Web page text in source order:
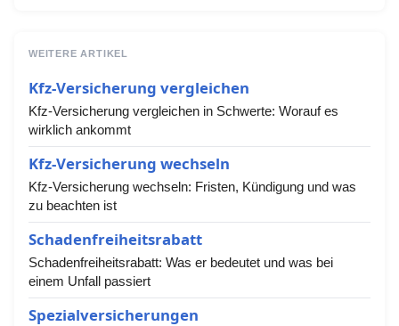
WEITERE ARTIKEL
Kfz-Versicherung vergleichen
Kfz-Versicherung vergleichen in Schwerte: Worauf es
wirklich ankommt
Kfz-Versicherung wechseln
Kfz-Versicherung wechseln: Fristen, Kündigung und was
zu beachten ist
Schadenfreiheitsrabatt
Schadenfreiheitsrabatt: Was er bedeutet und was bei
einem Unfall passiert
Spezialversicherungen